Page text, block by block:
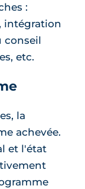
:
intégration
conseil
etc.
la
achevée.
et l'état